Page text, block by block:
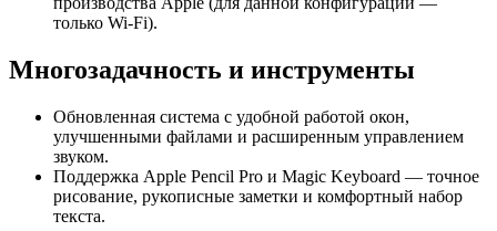
только Wi‑Fi).
Многозадачность и инструменты
Обновленная система с удобной работой окон,
улучшенными файлами и расширенным управлением
звуком.
Поддержка Apple Pencil Pro и Magic Keyboard — точное
рисование, рукописные заметки и комфортный набор
текста.